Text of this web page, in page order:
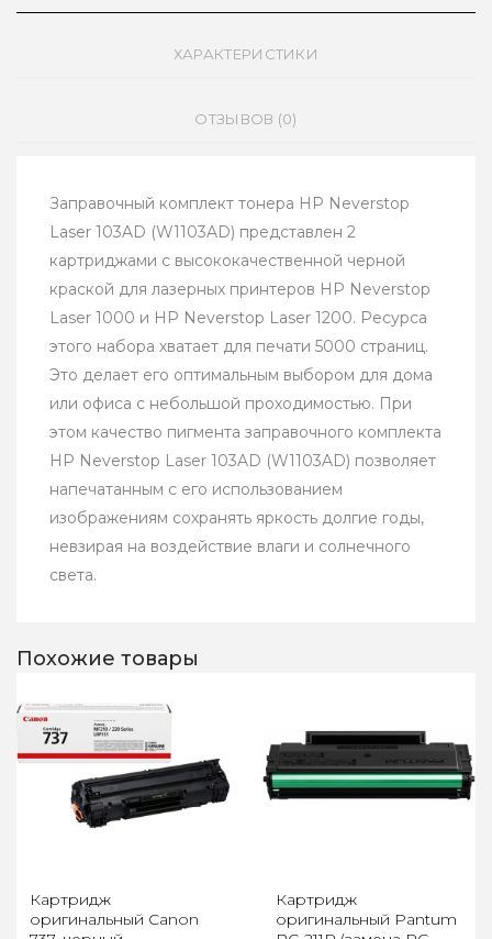
ХАРАКТЕРИСТИКИ
ОТЗЫВОВ (0)
Заправочный комплект тонера HP Neverstop
Laser 103AD (W1103AD) представлен 2
картриджами с высококачественной черной
краской для лазерных принтеров HP Neverstop
Laser 1000 и HP Neverstop Laser 1200. Ресурса
этого набора хватает для печати 5000 страниц.
Это делает его оптимальным выбором для дома
или офиса с небольшой проходимостью. При
этом качество пигмента заправочного комплекта
HP Neverstop Laser 103AD (W1103AD) позволяет
напечатанным с его использованием
изображениям сохранять яркость долгие годы,
невзирая на воздействие влаги и солнечного
света.
Похожие товары
Картридж
оригинальный Canon
Картридж
оригинальный Pantum